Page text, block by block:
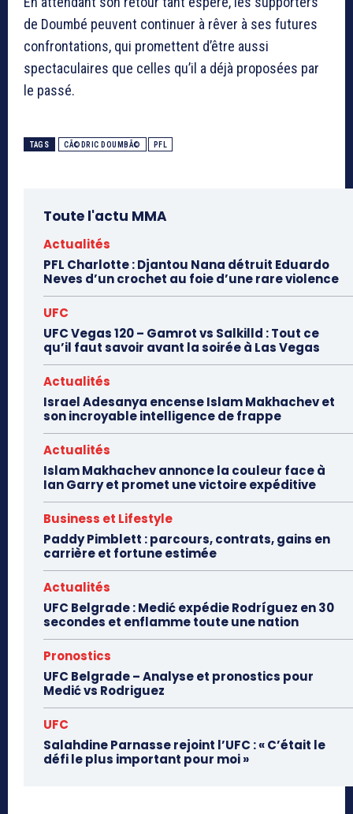
de Doumbé peuvent continuer à rêver à ses futures
confrontations, qui promettent d’être aussi
spectaculaires que celles qu’il a déjà proposées par
le passé.
TAGS CÃ©DRIC DOUMBÃ© PFL
Toute l'actu MMA
Actualités
PFL Charlotte : Djantou Nana détruit Eduardo
Neves d’un crochet au foie d’une rare violence
UFC
UFC Vegas 120 – Gamrot vs Salkilld : Tout ce
qu’il faut savoir avant la soirée à Las Vegas
Actualités
Israel Adesanya encense Islam Makhachev et
son incroyable intelligence de frappe
Actualités
Islam Makhachev annonce la couleur face à
Ian Garry et promet une victoire expéditive
Business et Lifestyle
Paddy Pimblett : parcours, contrats, gains en
carrière et fortune estimée
Actualités
UFC Belgrade : Medić expédie Rodríguez en 30
secondes et enflamme toute une nation
Pronostics
UFC Belgrade – Analyse et pronostics pour
Medić vs Rodriguez
UFC
Salahdine Parnasse rejoint l’UFC : « C’était le
défi le plus important pour moi »